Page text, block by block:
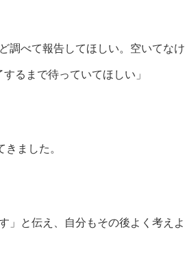
調べて報告してほしい。空いてなけ
るまで待っていてほしい」
ました。
」と伝え、自分もその後よく考えよ